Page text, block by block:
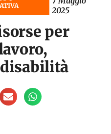
2025
per